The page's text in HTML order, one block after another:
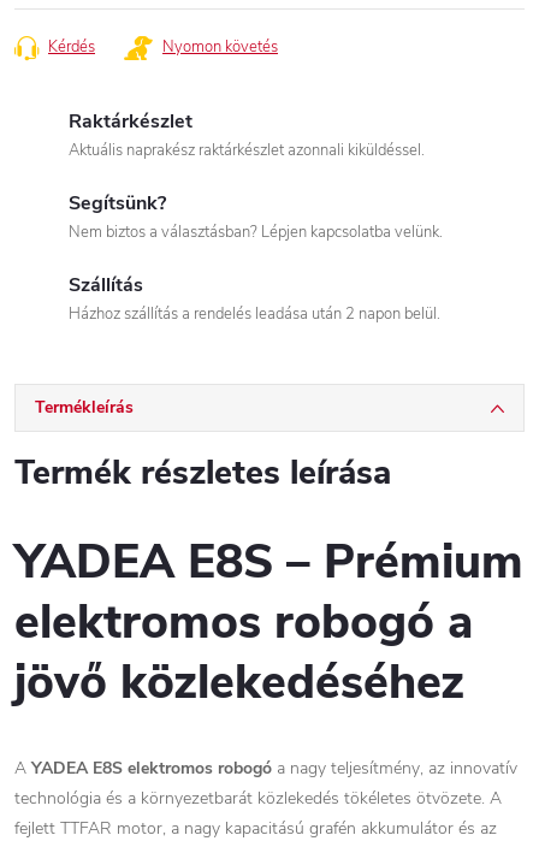
Kérdés Nyomon követés
Raktárkészlet
Aktuális naprakész raktárkészlet azonnali kiküldéssel.
Segítsünk?
Nem biztos a választásban? Lépjen kapcsolatba velünk.
Szállítás
Házhoz szállítás a rendelés leadása után 2 napon belül.
Termékleírás
Termék részletes leírása
YADEA E8S – Prémium
elektromos robogó a
jövő közlekedéséhez
AYADEA E8S elektromos robogó a nagy teljesítmény, az innovatív
technológia és a környezetbarát közlekedés tökéletes ötvözete. A
fejlett TTFAR motor, a nagy kapacitású grafén akkumulátor és az